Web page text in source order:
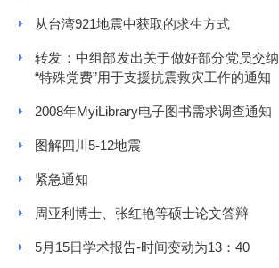
从台湾921地震中获取的求生方式
转发：中组部发出关于做好部分党员交纳
“特殊党费”用于支援抗震救灾工作的通知
2008年MyiLibrary电子图书需求调查通知
图解四川5-12地震
紧急通知
周亚利博士、张红艳等硕士论文答辩
5月15日学术报告-时间变动为13：40